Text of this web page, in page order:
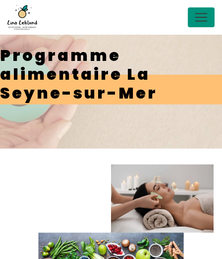
Panneau de gestion des cookies
Programme
alimentaire La
Seyne-sur-Mer